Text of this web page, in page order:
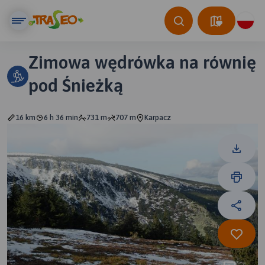
Zimowa wędrówka na równię
pod Śnieżką
16 km 6 h 36 min 731 m 707 m Karpacz